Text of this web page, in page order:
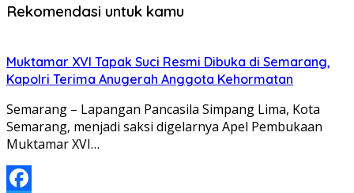
Rekomendasi untuk kamu
Muktamar XVI Tapak Suci Resmi Dibuka di Semarang,
Kapolri Terima Anugerah Anggota Kehormatan
Semarang – Lapangan Pancasila Simpang Lima, Kota
Semarang, menjadi saksi digelarnya Apel Pembukaan
Muktamar XVI…